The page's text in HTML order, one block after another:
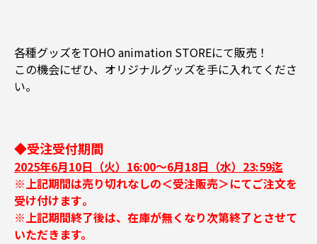
各種グッズをTOHO animation STOREにて販売！
この機会にぜひ、オリジナルグッズを手に入れてくださ
い。
◆受注受付期間
2025年6月10日（火）16:00～6月18日（水）23:59迄
※上記期間は売り切れなしの＜受注販売＞にてご注文を
受け付けます｡
※上記期間終了後は、在庫が無くなり次第終了とさせて
いただきます。